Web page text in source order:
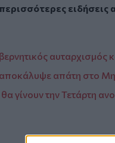
ειδήσεις
αυταρχισμός
απάτη στο
γίνουν την Τετάρτη